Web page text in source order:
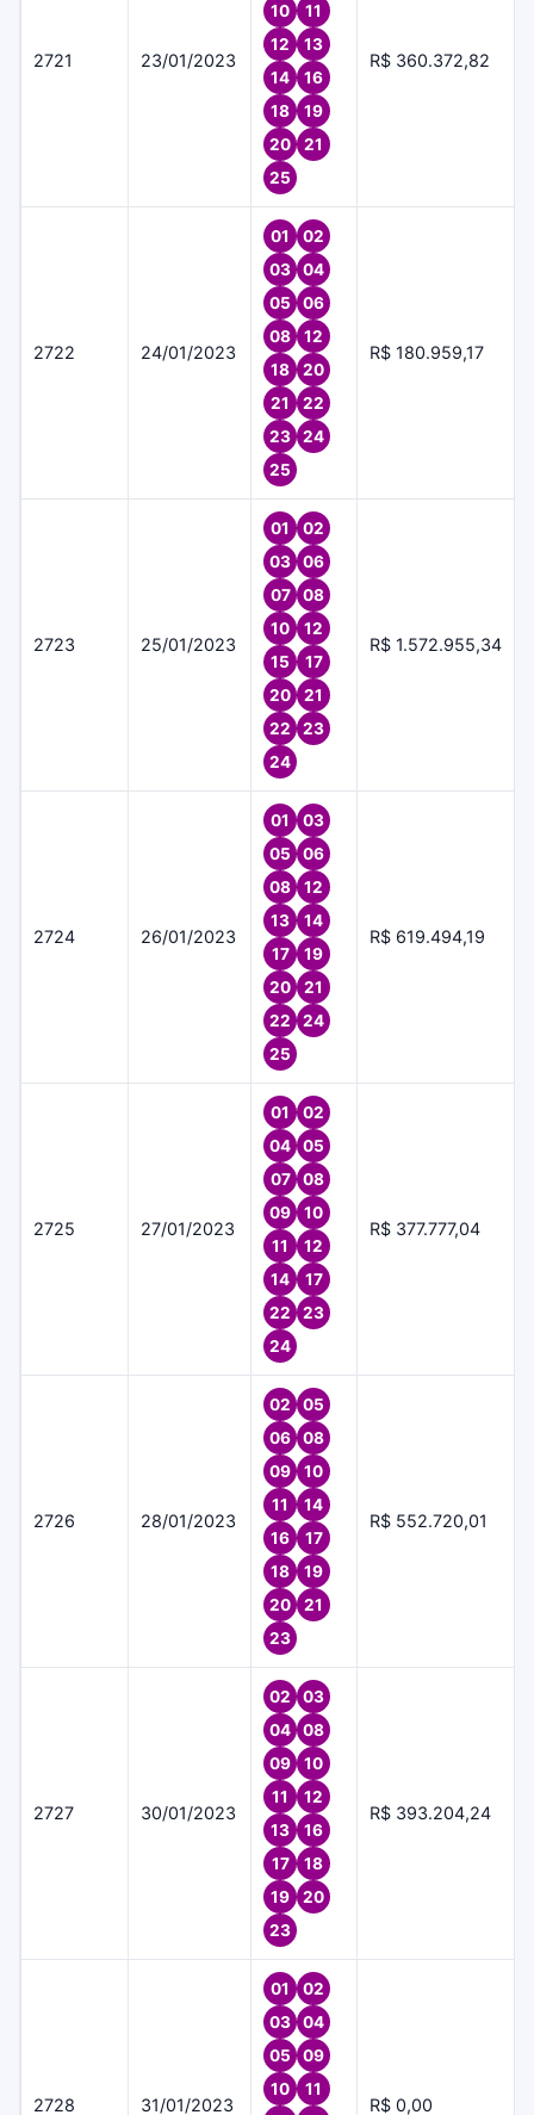
2721 23/01/2023
10
11
12
13
14
16
18
19
20
21
25
R$ 360.372,82
2722 24/01/2023
01
02
03
04
05
06
08
12
18
20
21
22
23
24
25
R$ 180.959,17
2723 25/01/2023
01
02
03
06
07
08
10
12
15
17
20
21
22
23
24
R$ 1.572.955,34
2724 26/01/2023
01
03
05
06
08
12
13
14
17
19
20
21
22
24
25
R$ 619.494,19
2725 27/01/2023
01
02
04
05
07
08
09
10
11
12
14
17
22
23
24
R$ 377.777,04
2726 28/01/2023
02
05
06
08
09
10
11
14
16
17
18
19
20
21
23
R$ 552.720,01
2727 30/01/2023
02
03
04
08
09
10
11
12
13
16
17
18
19
20
23
R$ 393.204,24
2728 31/01/2023
01
02
03
04
05
09
10
11
R$ 0,00